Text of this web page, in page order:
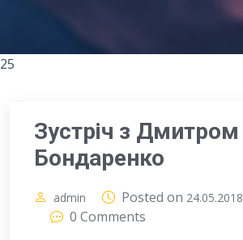
25
Зустріч з Дмитром
Бондаренко
admin Posted on 24.05.2018
0 Comments